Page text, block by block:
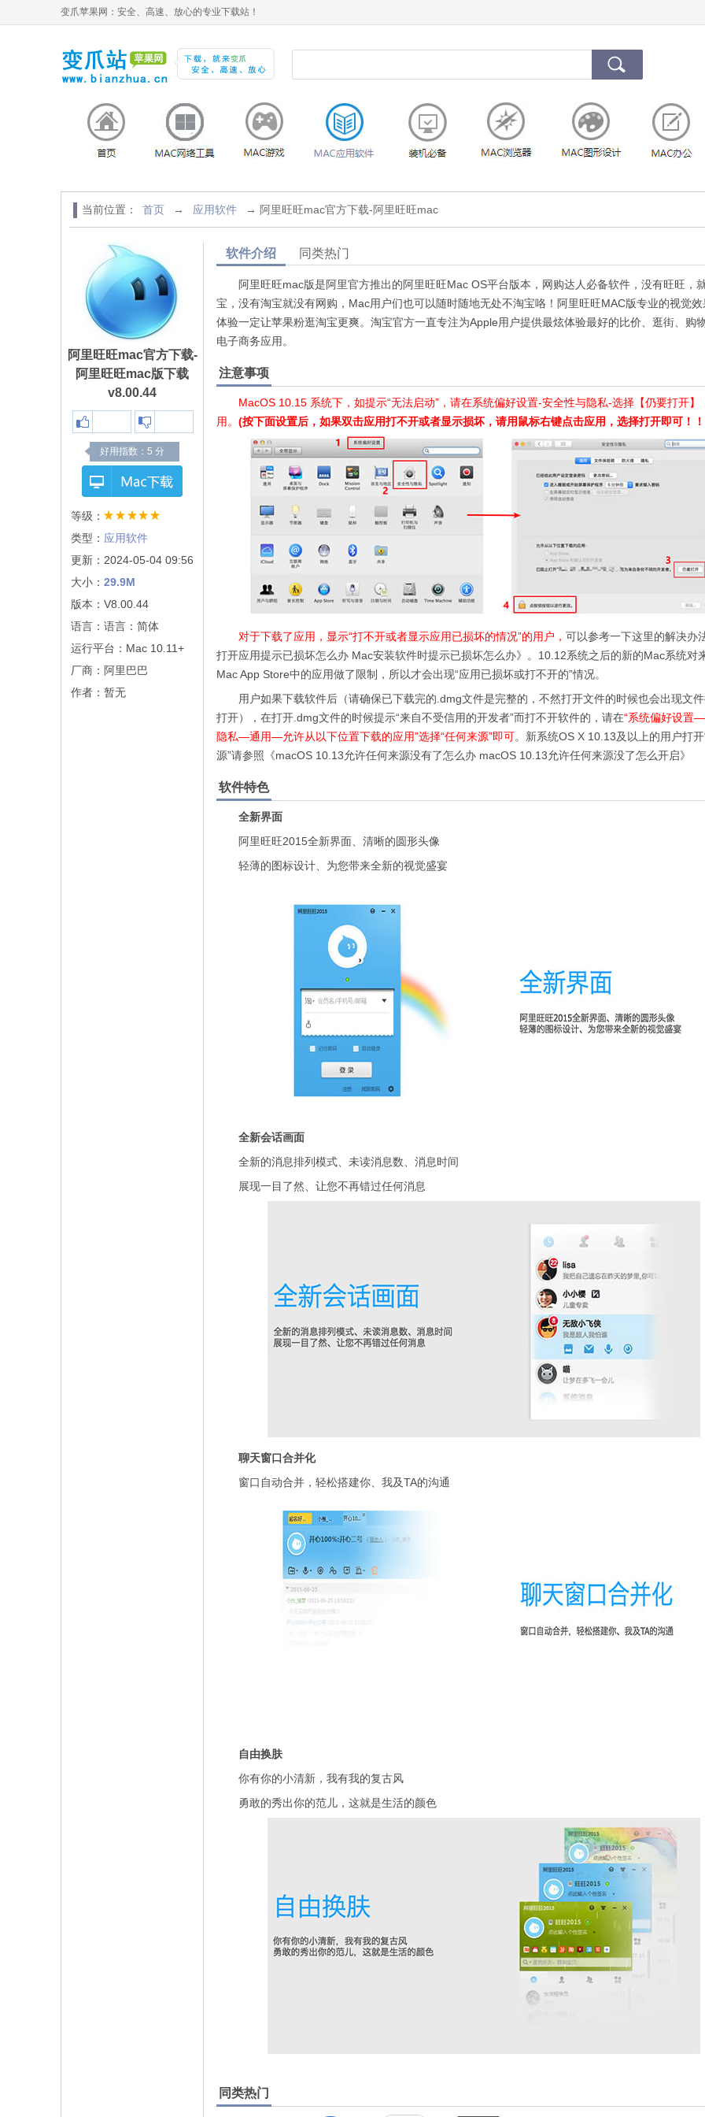
变爪苹果网：安全、高速、放心的专业下载站！
当前位置： 首页 → 应用软件 → 阿里旺旺mac官方下载-阿里旺旺mac
阿里旺旺mac官方下载-
阿里旺旺mac版下载
v8.00.44
好用指数： 5 分
等级：
类型： 应用软件
更新：2024-05-04 09:56
大小： 29.9M
版本：V8.00.44
语言：语言：简体
运行平台：Mac 10.11+
厂商： 阿里巴巴
作者：暂无
软件介绍 同类热门
阿里旺旺mac版是阿里官方推出的阿里旺旺Mac OS平台版本，网购达人必备软件，没有旺旺，
宝，没有淘宝就没有网购，Mac用户们也可以随时随地无处不淘宝咯！阿里旺旺MAC版专业的视觉效
体验一定让苹果粉逛淘宝更爽。淘宝官方一直专注为Apple用户提供最炫体验最好的比价、逛街、购
电子商务应用。
注意事项
MacOS 10.15 系统下，如提示“无法启动”，请在系统偏好设置-安全性与隐私-选择【仍要打开】
用。 (按下面设置后，如果双击应用打不开或者显示损坏，请用鼠标右键点击应用，选择打开即可！
对于下载了应用，显示“打不开或者显示应用已损坏的情况”的用户， 可以参考一下这里的解决办
打开应用提示已损坏怎么办 Mac安装软件时提示已损坏怎么办》。10.12系统之后的新的Mac系统对
Mac App Store中的应用做了限制，所以才会出现“应用已损坏或打不开的”情况。
用户如果下载软件后（请确保已下载完的.dmg文件是完整的，不然打开文件的时候也会出现文
打开），在打开.dmg文件的时候提示“来自不受信用的开发者”而打不开软件的，请在“系统偏好设置
隐私—通用—允许从以下位置下载的应用”选择“任何来源”即可。新系统OS X 10.13及以上的用户打
源”请参照《macOS 10.13允许任何来源没有了怎么办 macOS 10.13允许任何来源没了怎么开启》
软件特色
全新界面
阿里旺旺2015全新界面、清晰的圆形头像
轻薄的图标设计、为您带来全新的视觉盛宴
全新会话画面
全新的消息排列模式、未读消息数、消息时间
展现一目了然、让您不再错过任何消息
聊天窗口合并化
窗口自动合并，轻松搭建你、我及TA的沟通
自由换肤
你有你的小清新，我有我的复古风
勇敢的秀出你的范儿，这就是生活的颜色
同类热门